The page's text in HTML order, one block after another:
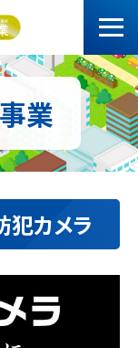
業
犯カメラ